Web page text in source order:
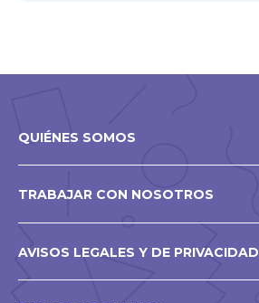
QUIÉNES SOMOS
TRABAJAR CON NOSOTROS
AVISOS LEGALES Y DE PRIVACIDAD